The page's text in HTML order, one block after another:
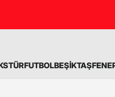
FUTBOLBEŞİKTAŞ